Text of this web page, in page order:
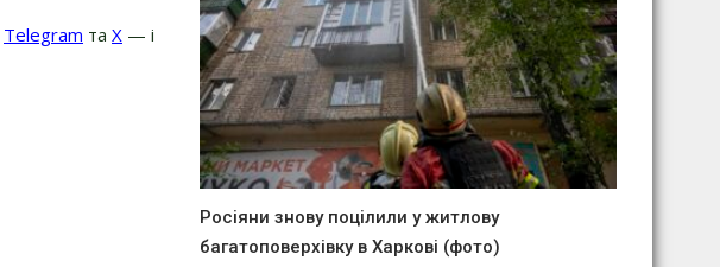
Telegram та Х — і
Росіяни знову поцілили у житлову
багатоповерхівку в Харкові (фото)